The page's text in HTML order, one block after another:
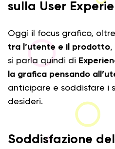
sulla User
Oggi il focus grafico, oltre
tra l’utente e il prodotto,
si parla quindi di
la grafica pensando
anticipare e soddisfare i
desideri.
Soddisfazione